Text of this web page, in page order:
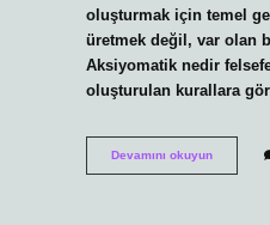
oluşturmak için temel
üretmek değil, var olan
Aksiyomatik nedir
oluşturulan kurallara
Devamını okuyun
Bilim